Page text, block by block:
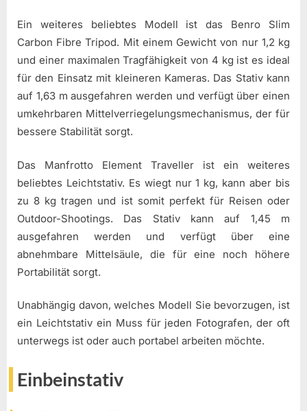
Ein weiteres beliebtes Modell ist das Benro Slim
Carbon Fibre Tripod. Mit einem Gewicht von nur 1,2 kg
und einer maximalen Tragfähigkeit von 4 kg ist es ideal
für den Einsatz mit kleineren Kameras. Das Stativ kann
auf 1,63 m ausgefahren werden und verfügt über einen
umkehrbaren Mittelverriegelungsmechanismus, der für
bessere Stabilität sorgt.
Das Manfrotto Element Traveller ist ein weiteres
beliebtes Leichtstativ. Es wiegt nur 1 kg, kann aber bis
zu 8 kg tragen und ist somit perfekt für Reisen oder
Outdoor-Shootings. Das Stativ kann auf 1,45 m
ausgefahren werden und verfügt über eine
abnehmbare Mittelsäule, die für eine noch höhere
Portabilität sorgt.
Unabhängig davon, welches Modell Sie bevorzugen, ist
ein Leichtstativ ein Muss für jeden Fotografen, der oft
unterwegs ist oder auch portabel arbeiten möchte.
Einbeinstativ